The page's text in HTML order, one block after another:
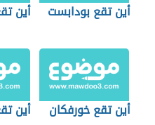
أين تقع بودابست أين
أين تقع خورفكان أين